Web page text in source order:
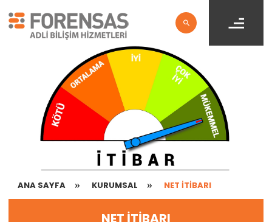
ANA SAYFA KURUMSAL NET İTİBARI
NET İTİBARI